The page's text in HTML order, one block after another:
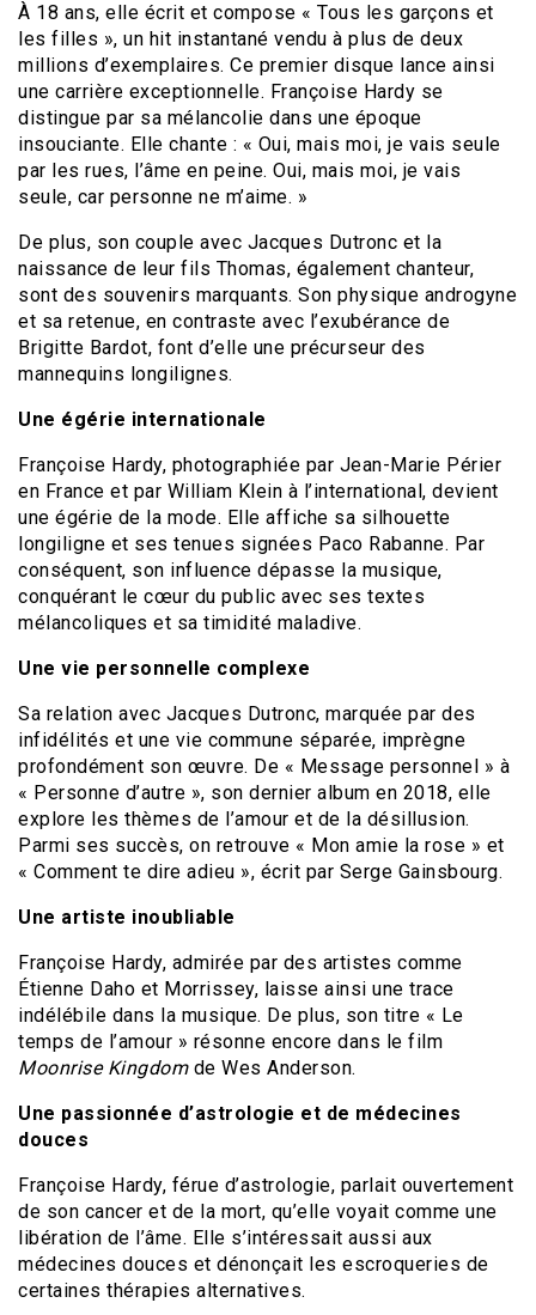
À 18 ans, elle écrit et compose « Tous les garçons et
les filles », un hit instantané vendu à plus de deux
millions d’exemplaires. Ce premier disque lance ainsi
une carrière exceptionnelle. Françoise Hardy se
distingue par sa mélancolie dans une époque
insouciante. Elle chante : « Oui, mais moi, je vais seule
par les rues, l’âme en peine. Oui, mais moi, je vais
seule, car personne ne m’aime. »
De plus, son couple avec Jacques Dutronc et la
naissance de leur fils Thomas, également chanteur,
sont des souvenirs marquants. Son physique androgyne
et sa retenue, en contraste avec l’exubérance de
Brigitte Bardot, font d’elle une précurseur des
mannequins longilignes.
Une égérie internationale
Françoise Hardy, photographiée par Jean-Marie Périer
en France et par William Klein à l’international, devient
une égérie de la mode. Elle affiche sa silhouette
longiligne et ses tenues signées Paco Rabanne. Par
conséquent, son influence dépasse la musique,
conquérant le cœur du public avec ses textes
mélancoliques et sa timidité maladive.
Une vie personnelle complexe
Sa relation avec Jacques Dutronc, marquée par des
infidélités et une vie commune séparée, imprègne
profondément son œuvre. De « Message personnel » à
« Personne d’autre », son dernier album en 2018, elle
explore les thèmes de l’amour et de la désillusion.
Parmi ses succès, on retrouve « Mon amie la rose » et
« Comment te dire adieu », écrit par Serge Gainsbourg.
Une artiste inoubliable
Françoise Hardy, admirée par des artistes comme
Étienne Daho et Morrissey, laisse ainsi une trace
indélébile dans la musique. De plus, son titre « Le
temps de l’amour » résonne encore dans le film
Moonrise Kingdomde Wes Anderson.
Une passionnée d’astrologie et de médecines
douces
Françoise Hardy, férue d’astrologie, parlait ouvertement
de son cancer et de la mort, qu’elle voyait comme une
libération de l’âme. Elle s’intéressait aussi aux
médecines douces et dénonçait les escroqueries de
certaines thérapies alternatives.